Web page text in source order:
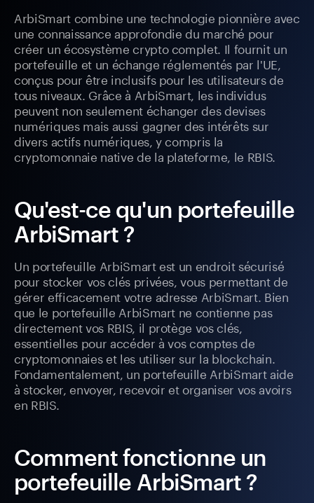
ArbiSmart combine une technologie pionnière avec
une connaissance approfondie du marché pour
créer un écosystème crypto complet. Il fournit un
portefeuille et un échange réglementés par l'UE,
conçus pour être inclusifs pour les utilisateurs de
tous niveaux. Grâce à ArbiSmart, les individus
peuvent non seulement échanger des devises
numériques mais aussi gagner des intérêts sur
divers actifs numériques, y compris la
cryptomonnaie native de la plateforme, le RBIS.
Qu'est-ce qu'un portefeuille
ArbiSmart ?
Un portefeuille ArbiSmart est un endroit sécurisé
pour stocker vos clés privées, vous permettant de
gérer efficacement votre adresse ArbiSmart. Bien
que le portefeuille ArbiSmart ne contienne pas
directement vos RBIS, il protège vos clés,
essentielles pour accéder à vos comptes de
cryptomonnaies et les utiliser sur la blockchain.
Fondamentalement, un portefeuille ArbiSmart aide
à stocker, envoyer, recevoir et organiser vos avoirs
en RBIS.
Comment fonctionne un
portefeuille ArbiSmart ?